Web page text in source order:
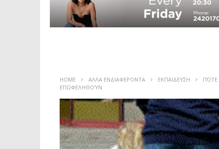
HOME ΑΛΛΑ ΕΝΔΙΑΦΕΡΟΝΤΑ ΕΚΠΑΙΔΕΥΣΗ
ΠΌΤΕ
ΕΠΩΦΕΛΗΘΟΎΝ